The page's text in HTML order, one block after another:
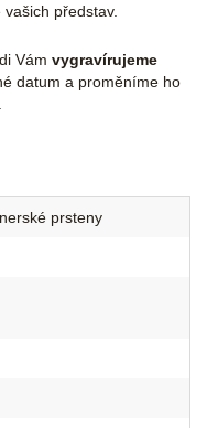
představ.
Vám vygravírujeme
datum a proměníme ho
prsteny